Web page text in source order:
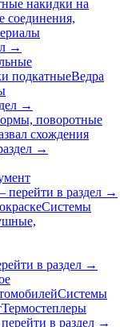
накидки на
соединения,
→
подкатныеВедра
→
поворотные
схождения
→
перейти в раздел →
Системы
в раздел →
Системы
Термостеплеры
в раздел →